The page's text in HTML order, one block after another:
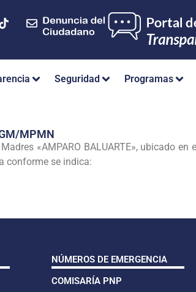
Seguridad Programas
MPMN
«AMPARO BALUARTE», ubicado
conforme se indica:
NÚMEROS DE EMERGENCIA
COMISARÍA PNP